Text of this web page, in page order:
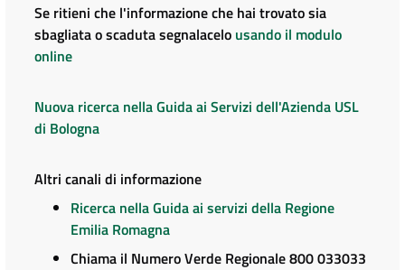
Se ritieni che l'informazione che hai trovato sia
sbagliata o scaduta segnalacelo usando il modulo
online
Nuova ricerca nella Guida ai Servizi dell'Azienda USL
di Bologna
Altri canali di informazione
Ricerca nella Guida ai servizi della Regione
Emilia Romagna
Chiama il Numero Verde Regionale 800 033033